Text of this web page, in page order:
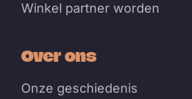
Winkel partner worden
Over ons
Onze geschiedenis